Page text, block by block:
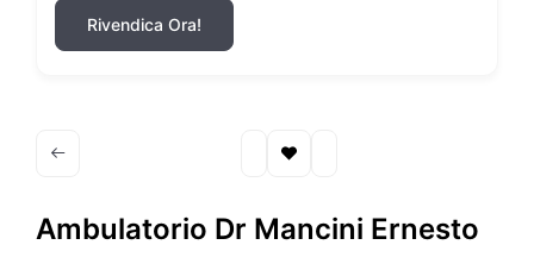
Rivendica Ora!
Ambulatorio Dr Mancini Ernesto